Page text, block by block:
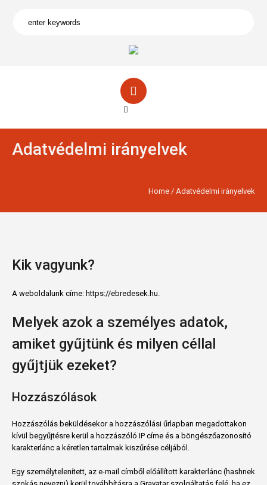
Adatvédelmi irányelvek
Home / Adatvédelmi irányelvek
Kik vagyunk?
A weboldalunk címe: https://ebredesek.hu.
Melyek azok a személyes adatok,
amiket gyűjtünk és milyen céllal
gyűjtjük ezeket?
Hozzászólások
Hozzászólás beküldésekor a hozzászólási űrlapban megadottakon
kívül begyűjtésre kerül a hozzászóló IP címe és a böngészőazonosító
karakterlánc a kéretlen tartalmak kiszűrése céljából.
Egy személytelenített, az e-mail címből előállított karakterlánc (hashnek